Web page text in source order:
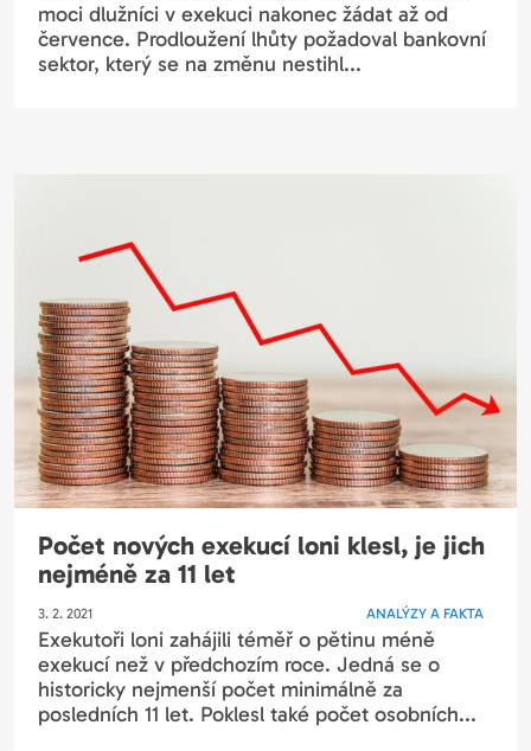
moci dlužníci v exekuci nakonec žádat až od
července. Prodloužení lhůty požadoval bankovní
sektor, který se na změnu nestihl...
Počet nových exekucí loni klesl, je jich
nejméně za 11 let
3. 2. 2021 ANALÝZY A FAKTA
Exekutoři loni zahájili téměř o pětinu méně
exekucí než v předchozím roce. Jedná se o
historicky nejmenší počet minimálně za
posledních 11 let. Poklesl také počet osobních...